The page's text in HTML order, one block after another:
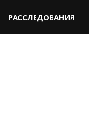
РАССЛЕДОВАНИЯ